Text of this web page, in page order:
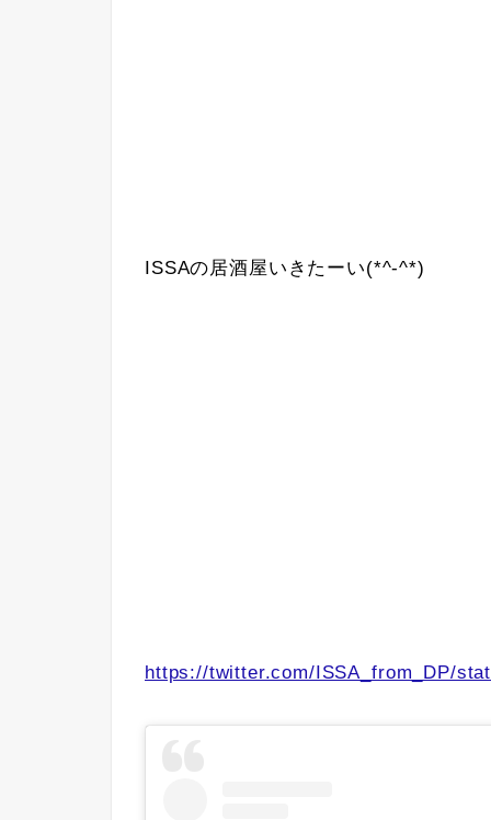
ISSAの居酒屋いきたーい(*^-^*)
https://twitter.com/ISSA_from_DP/